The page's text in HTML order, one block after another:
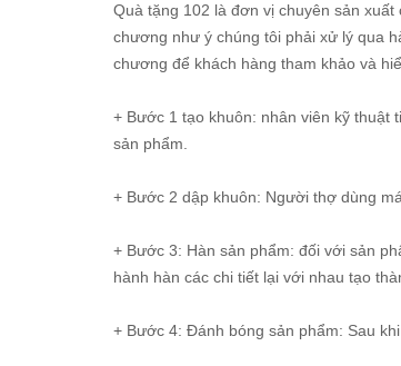
Quà tặng 102 là đơn vị chuyên sản xuất
chương như ý chúng tôi phải xử lý qua
chương để khách hàng tham khảo và
+ Bước 1 tạo khuôn: nhân viên kỹ thuật
sản phẩm.
+ Bước 2 dập khuôn: Người thợ dùng
+ Bước 3: Hàn sản phẩm: đối với sản
hành hàn các chi tiết lại với nhau tạo
+ Bước 4: Đánh bóng sản phẩm: Sau